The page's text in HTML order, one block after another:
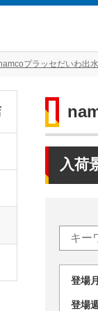
プラッセだいわ出
入荷
登
登